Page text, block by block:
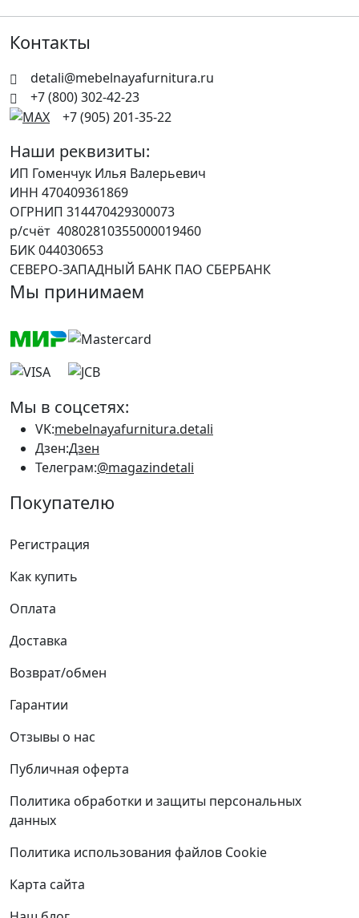
Контакты
detali@mebelnayafurnitura.ru
+7 (800) 302-42-23
+7 (905) 201-35-22
Наши реквизиты:
ИП Гоменчук Илья Валерьевич
ИНН 470409361869
ОГРНИП 314470429300073
р/счёт 40802810355000019460
БИК 044030653
СЕВЕРО-ЗАПАДНЫЙ БАНК ПАО СБЕРБАНК
Мы принимаем
Мы в соцсетях:
VK:mebelnayafurnitura.detali
Дзен:Дзен
Телеграм:@magazindetali
Покупателю
Регистрация
Как купить
Оплата
Доставка
Возврат/обмен
Гарантии
Отзывы о нас
Публичная оферта
Политика обработки и защиты персональных
данных
Политика использования файлов Cookie
Карта сайта